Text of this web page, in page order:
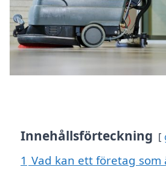
Innehållsförteckning
1 Vad kan ett företag som